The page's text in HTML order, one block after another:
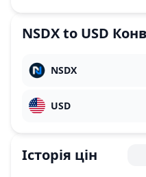
NSDXto USD
NSDX
USD
Історія цін